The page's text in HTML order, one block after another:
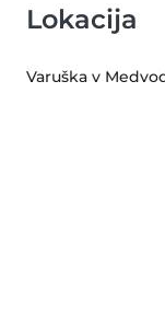
Lokacija
Varuška v